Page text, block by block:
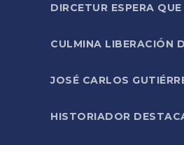
DIRCETUR ESPERA
CULMINA LIBERACIÓN
JOSÉ CARLOS
HISTORIADOR